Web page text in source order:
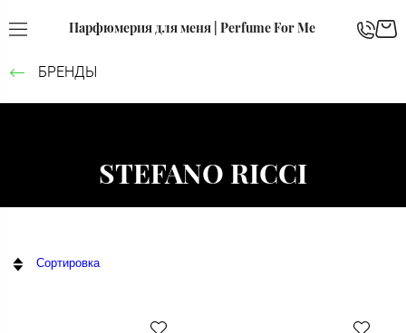
Парфюмерия для меня | Perfume For Me
БРЕНДЫ
STEFANO RICCI
Сортировка